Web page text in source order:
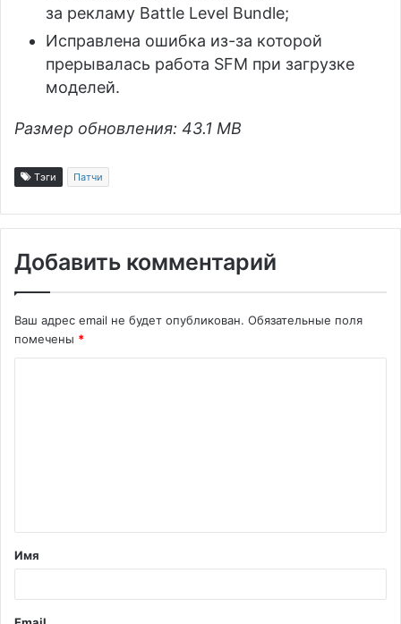
за рекламу Battle Level Bundle;
Исправлена ошибка из-за которой
прерывалась работа SFM при загрузке
моделей.
Размер обновления: 43.1 MB
Тэги Патчи
Добавить комментарий
Ваш адрес email не будет опубликован. Обязательные поля
помечены *
т
а
Имя